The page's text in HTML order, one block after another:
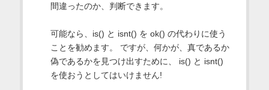
間違ったのか、判断できます。
可能なら、is() と isnt() を ok() の代わりに使う
ことを勧めます。 ですが、何かが、真であるか
偽であるかを見つけ出すために、 is() と isnt()
を使おうとしてはいけません!